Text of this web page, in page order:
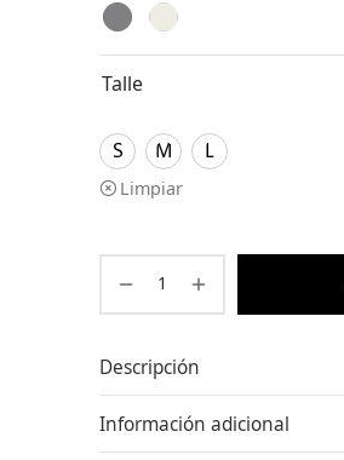
Talle
S M L
Limpiar
Descripción
Información adicional